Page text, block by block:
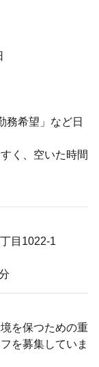
務希望」など日
く、空いた時間
目1022‐1
を保つための重
を募集していま